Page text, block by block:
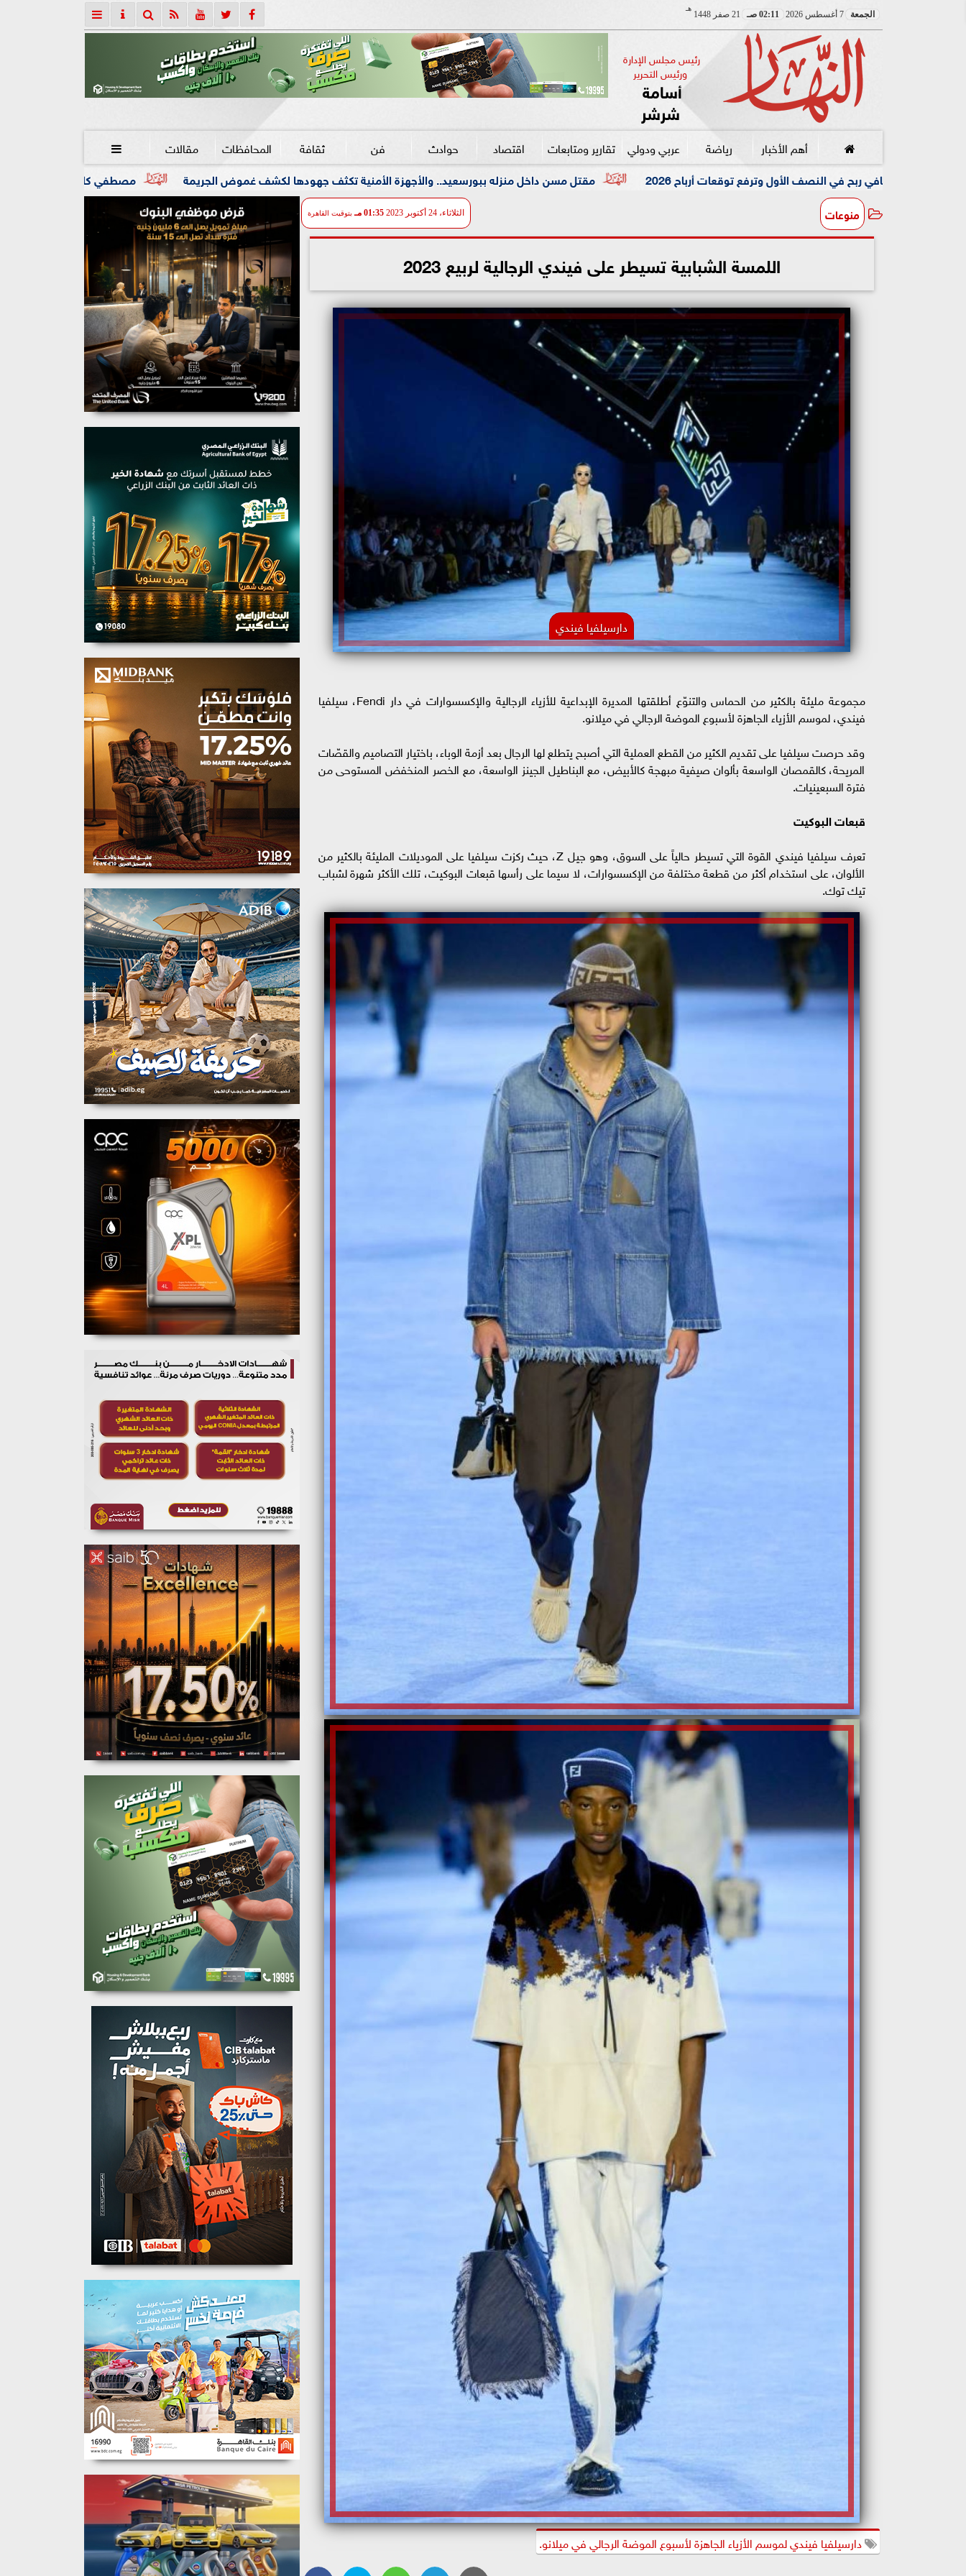
الجمعة 7 أغسطس 2026 02:11 صـ 21 صفر 1448
هـ
رئيس مجلس الإدارة
ورئيس التحرير
أسامة
شرشر
أهم الأخبار رياضة عربي ودولي تقارير ومتابعات اقتصاد حوادث فن ثقافة المحافظات مقالات 
مصطفي كامل يعلن مغادرة مقعد ”نقيب الموسيقيين” مقتل مسن داخل منزله ببورسعيد.. والأجهزة الأمنية تكثف جهودها لكشف غموض الجريمة
منوعات الثلاثاء، 24 أكتوبر 2023 01:35 مـ بتوقيت القاهرة
اللمسة الشبابية تسيطر على فيندي الرجالية لربيع 2023
دارسيلفيا فيندي
مجموعة مليئة بالكثير من الحماس والتنوّع أطلقتها المديرة الإبداعية للأزياء الرجالية والإكسسوارات في دار Fendi، سيلفيا
فيندي، لموسم الأزياء الجاهزة لأسبوع الموضة الرجالي في ميلانو.
وقد حرصت سيلفيا على تقديم الكثير من القطع العملية التي أصبح يتطلع لها الرجال بعد أزمة الوباء، باختيار التصاميم والقصّات
المريحة، كالقمصان الواسعة بألوان صيفية مبهجة كالأبيض، مع البناطيل الجينز الواسعة، مع الخصر المنخفض المستوحى من
فترة السبعينيات.
قبعات البوكيت
تعرف سيلفيا فيندي القوة التي تسيطر حالياً على السوق، وهو جيل Z، حيث ركزت سيلفيا على الموديلات المليئة بالكثير من
الألوان، على استخدام أكثر من قطعة مختلفة من الإكسسوارات، لا سيما على رأسها قبعات البوكيت، تلك الأكثر شهرة لشباب
تيك توك.
دارسيلفيا فيندي لموسم الأزياء الجاهزة لأسبوع الموضة الرجالي في ميلانو.